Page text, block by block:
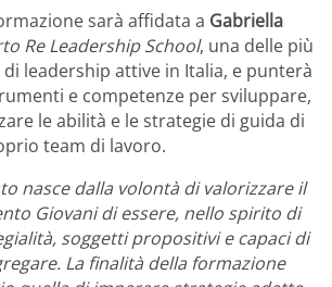
sarà affidata a Gabriella
Re Leadership School, una delle più
leadership attive in Italia, e punterà
e competenze per sviluppare,
le abilità e le strategie di guida di
team di lavoro.
nasce dalla volontà di valorizzare il
Giovani di essere, nello spirito di
soggetti propositivi e capaci di
La finalità della formazione